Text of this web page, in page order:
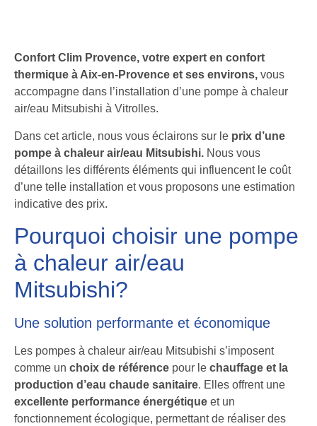
Confort Clim Provence, votre expert en confort
thermique à Aix-en-Provence et ses environs, vous
accompagne dans l’installation d’une pompe à chaleur
air/eau Mitsubishi à Vitrolles.
Dans cet article, nous vous éclairons sur le prix d’une
pompe à chaleur air/eau Mitsubishi. Nous vous
détaillons les différents éléments qui influencent le coût
d’une telle installation et vous proposons une estimation
indicative des prix.
Pourquoi choisir une pompe
à chaleur air/eau
Mitsubishi?
Une solution performante et économique
Les pompes à chaleur air/eau Mitsubishi s’imposent
comme un choix de référence pour le chauffage et la
production d’eau chaude sanitaire. Elles offrent une
excellente performance énergétique et un
fonctionnement écologique, permettant de réaliser des